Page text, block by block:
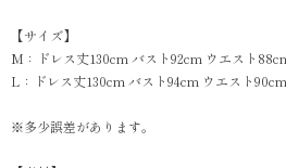
【サイズ】
M：ドレス丈130cm バスト92cm ウエスト
L：ドレス丈130cm バスト94cm ウエスト
※多少誤差があります。